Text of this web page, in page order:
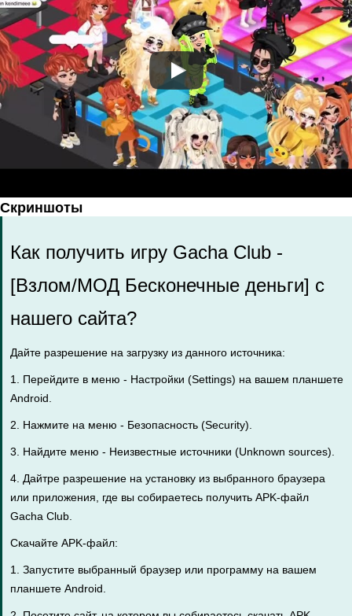
Скриншоты
Как получить игру Gacha Club -
[Взлом/МОД Бесконечные деньги] с
нашего сайта?
Дайте разрешение на загрузку из данного источника:
1. Перейдите в меню - Настройки (Settings) на вашем планшете
Android.
2. Нажмите на меню - Безопасность (Security).
3. Найдите меню - Неизвестные источники (Unknown sources).
4. Дайтре разрешение на установку из выбранного браузера
или приложения, где вы собираетесь получить APK-файл
Gacha Club.
Скачайте APK-файл:
1. Запустите выбранный браузер или программу на вашем
планшете Android.